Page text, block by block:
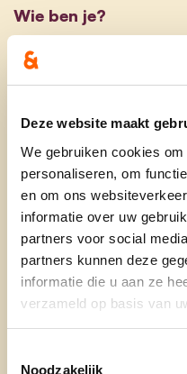
Deze website maakt
We gebruiken cookies
personaliseren, om
en om ons
informatie over uw
partners voor social
partners kunnen deze
informatie die u aan ze
verzameld op basis van
Noodzakelijk
Wie ben je?
Ik ben Toben
ambtenaar bij de FOD
schepen van
gemeente Oostkamp.
als parlementair
Bethune.
de nationale
provinciaal bestuur.
activiteiten kan je mij